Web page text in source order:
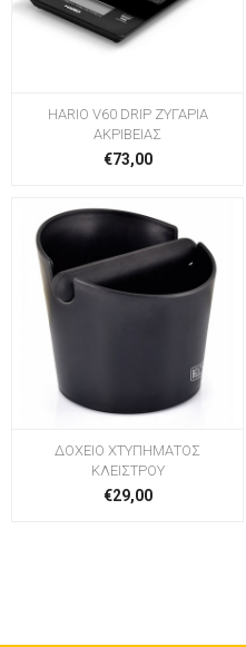
HARIO V60 DRIP ΖΥΓΑΡΙΑ
ΑΚΡΙΒΕΙΑΣ
€73,00
ΔΟΧΕΙΟ ΧΤΥΠΗΜΑΤΟΣ
ΚΛΕΙΣΤΡΟΥ
€29,00